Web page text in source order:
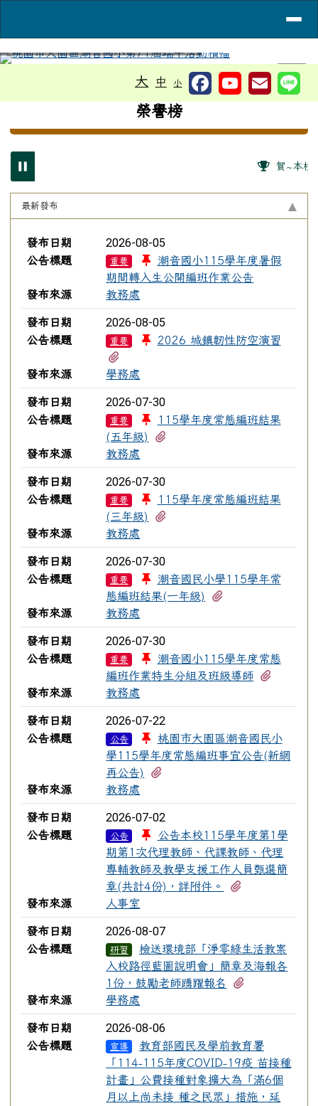
⏸
大 中 小
榮譽榜
賀~本校參
最新發布
新聞列表
發布日期 2026-08-05
公告標題 重要
潮音國小115學年度暑假
期間轉入生公開編班作業公告
發布來源
教務處
發布日期 2026-08-05
公告標題 重要
2026 城鎮韌性防空演習
發布來源
學務處
發布日期 2026-07-30
公告標題 重要
115學年度常態編班結果
(五年級)
發布來源
教務處
發布日期 2026-07-30
公告標題 重要
115學年度常態編班結果
(三年級)
發布來源
教務處
發布日期 2026-07-30
公告標題 重要
潮音國民小學115學年常
態編班結果(一年級)
發布來源
教務處
發布日期 2026-07-30
公告標題 重要
潮音國小115學年度常態
編班作業特生分組及班級導師
發布來源
教務處
發布日期 2026-07-22
公告標題 公告
桃園市大園區潮音國民小
學115學年度常態編班事宜公告(新網
再公告)
發布來源
教務處
發布日期 2026-07-02
公告標題 公告
公告本校115學年度第1學
期第1次代理教師、代課教師、代理
專輔教師及教學支援工作人員甄選簡
章(共計4份)，詳附件。
發布來源
人事室
發布日期 2026-08-07
公告標題 研習
檢送環境部「淨零綠生活教案
入校路徑藍圖說明會」簡章及海報各
1份，鼓勵老師踴躍報名
發布來源
學務處
發布日期 2026-08-06
公告標題 宣導
教育部國民及學前教育署
「114-115年度COVID-19疫 苗接種
計畫」公費接種對象擴大為「滿6個
月以上尚未接 種之民眾」措施，延